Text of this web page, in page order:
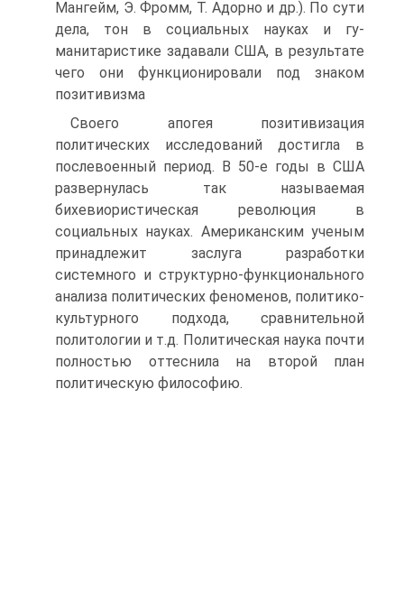
Мангейм, Э. Фромм, Т. Адорно и др.). По сути
дела, тон в социальных науках и гу-
манитаристике задавали США, в результате
чего они функционировали под знаком
позитивизма
Своего апогея позитивизация
политических исследований достигла в
послевоенный период. В 50-е годы в США
развернулась так называемая
бихевиористическая революция в
социальных науках. Американским ученым
принадлежит заслуга разработки
системного и структурно-функционального
анализа политических феноменов, политико-
культурного подхода, сравнительной
политологии и т.д. Политическая наука почти
полностью оттеснила на второй план
политическую философию.